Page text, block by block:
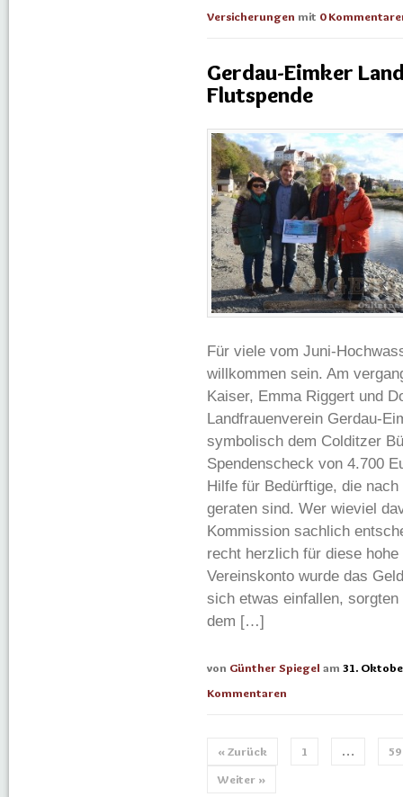
Versicherungen mit 0
Gerdau-Eimker
Flutspende
Für viele vom Juni-
willkommen sein. Am
Kaiser, Emma Riggert und
Landfrauenverein Gerdau-
symbolisch dem Colditzer
Spendenscheck von 4.700
Hilfe für Bedürftige, die
geraten sind. Wer wieviel
Kommission sachlich
recht herzlich für diese
Vereinskonto wurde das
sich etwas einfallen,
dem […]
von Günther Spiegel am 31.
Kommentaren
« Zurück 1 …
59
Weiter »